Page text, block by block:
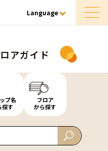
Language
アガイド
プ名
探す
フロア
から探す